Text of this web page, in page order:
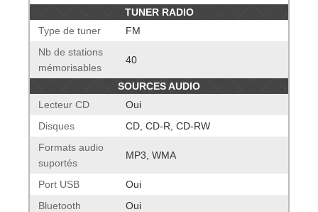
TUNER RADIO
Type de tuner
FM
Nb de stations
mémorisables
40
SOURCES AUDIO
Lecteur CD
Oui
Disques
CD, CD-R, CD-RW
Formats audio
suportés
MP3, WMA
Port USB
Oui
Bluetooth
Oui